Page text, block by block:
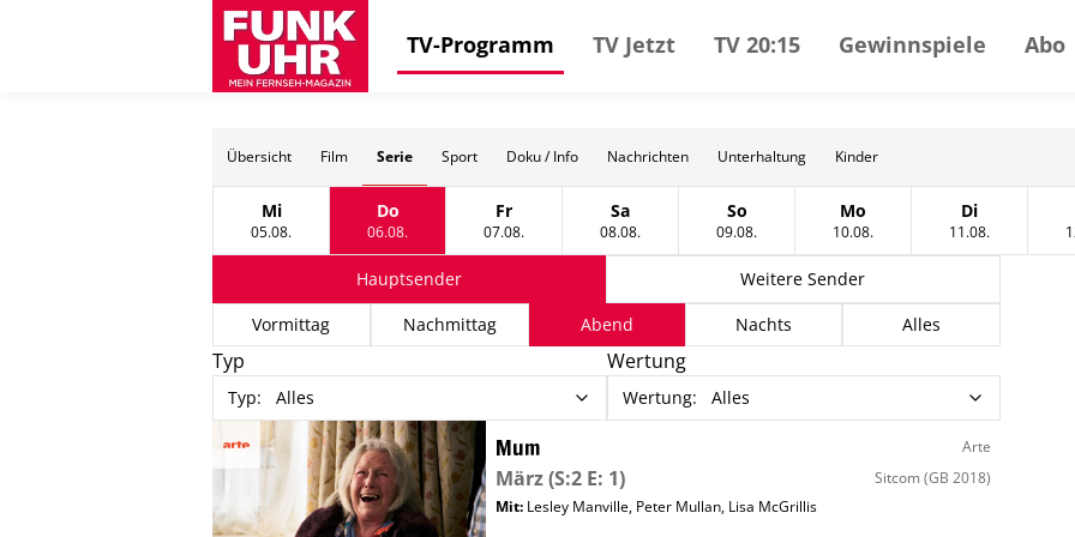
TV-Programm TV Jetzt TV 20:15 Gewinnspiele Abo
Übersicht Film Serie Sport Doku / Info Nachrichten Unterhaltung Kinder
Mittwoch, 05 August
Mi
05.08. Donnerstag, 06 August
Do
06.08. Freitag, 07 August
Fr
07.08. Samstag, 08 August
Sa
08.08. Sonntag, 09 August
So
09.08. Montag, 10 August
Mo
10.08. Dienstag, 11
Di
11.08.
Hauptsender
Weitere Sender
Vormittag
Nachmittag Abend Nachts Alles
Typ
Typ: Alles
Wertung
Wertung: Alles
Mum Arte
März(S:2 E: 1) Sitcom (GB 2018)
Mit: Lesley Manville, Peter Mullan, Lisa McGrillis